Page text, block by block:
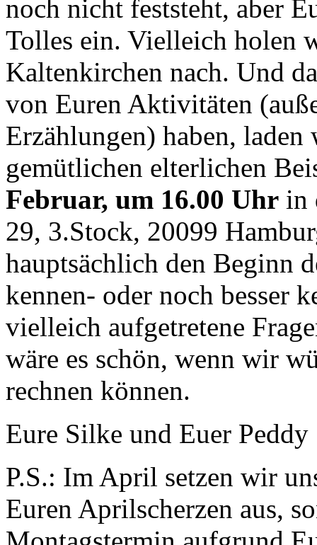
noch nicht feststeht, aber
Tolles ein. Vielleich holen
Kaltenkirchen nach. Und
von Euren Aktivitäten
Erzählungen) haben,
gemütlichen elterlichen
Februar, um 16.00 Uhr in
29, 3.Stock, 20099
hauptsächlich den Beginn
kennen- oder noch besser
vielleich aufgetretene
wäre es schön, wenn wir
rechnen können.
Eure Silke und Euer Peddy
P.S.: Im April setzen wir
Euren Aprilscherzen aus,